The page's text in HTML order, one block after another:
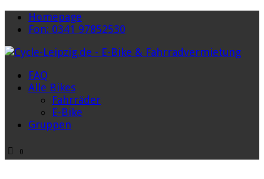
Homepage
Fon: 0341 97852530
FAQ
Alle Bikes
Fahrräder
E-Bike
Gruppen
0